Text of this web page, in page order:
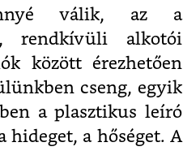
válik, az a
rendkívüli alkotói
között érezhetően
cseng, egyik
a plasztikus leíró
hideget, a hőséget. A